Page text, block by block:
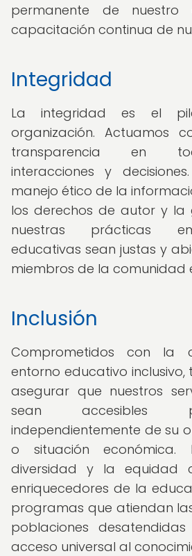
permanente de
capacitación continua de
Integridad
La integridad es el
organización. Actuamos
transparencia en
interacciones y
manejo ético de la
los derechos de autor y
nuestras prácticas
educativas sean justas y
miembros de la comunidad
Inclusión
Comprometidos con la
entorno educativo
asegurar que nuestros
sean accesibles
independientemente de su
o situación económica.
diversidad y la equidad
enriquecedores de la
programas que atiendan
poblaciones
acceso universal al